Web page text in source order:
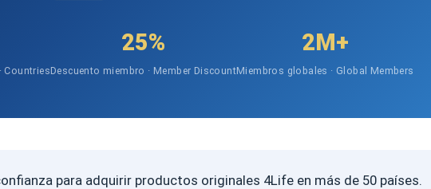
Countries
25%
Descuento miembro · Member Discount
2M+
Miembros globales · Global Members
para adquirir productos originales 4Life en más de 50 países.